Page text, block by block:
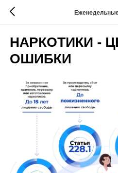
НАРКОТИКИ -
ОШИБКИ